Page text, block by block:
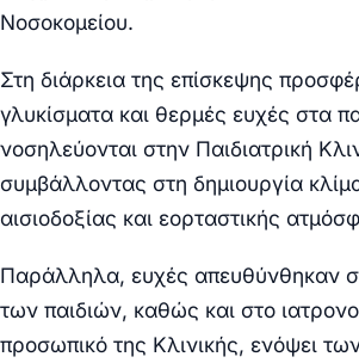
Νοσοκομείου.
Στη διάρκεια της επίσκεψης
γλυκίσματα και θερμές ευχές στα
νοσηλεύονται στην Παιδιατρική
συμβάλλοντας στη δημιουργία
αισιοδοξίας και εορταστικής
Παράλληλα, ευχές απευθύνθηκαν
των παιδιών, καθώς και στο
προσωπικό της Κλινικής, ενόψει